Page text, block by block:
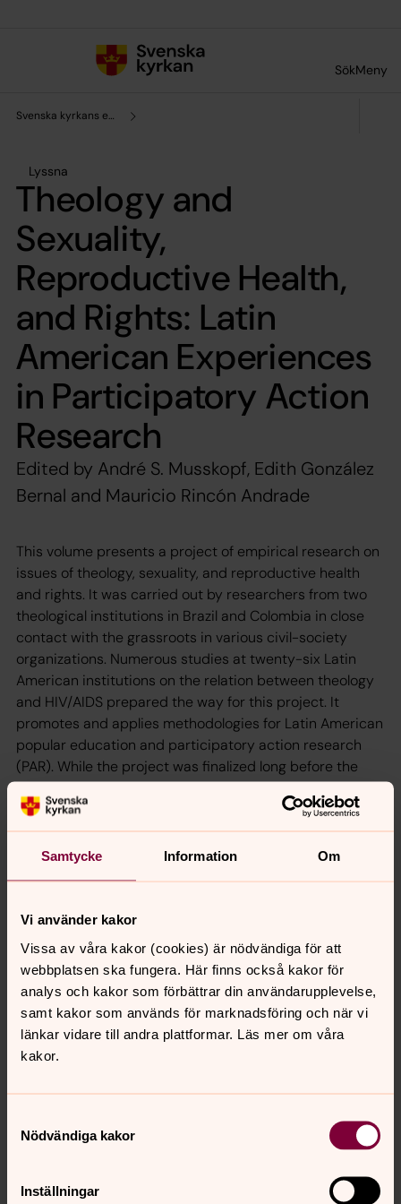
Samtycke Information Om
Vi använder kakor
Vissa av våra kakor (cookies) är nödvändiga för att
webbplatsen ska fungera. Här finns också kakor för
analys och kakor som förbättrar din användarupplevelse,
samt kakor som används för marknadsföring och när vi
länkar vidare till andra plattformar. Läs mer om våra
kakor.
Nödvändiga kakor
Inställningar
SökMeny
Svenska kyrkans enhet för forskning och analys
Lyssna
Theology and
Sexuality,
Reproductive Health,
and Rights: Latin
American Experiences
in Participatory Action
Research
Edited by André S. Musskopf, Edith González
Bernal and Mauricio Rincón Andrade
This volume presents a project of empirical research on
issues of theology, sexuality, and reproductive health
and rights. It was carried out by researchers from two
theological institutions in Brazil and Colombia in close
contact with the grassroots in various civil-society
organizations. Numerous studies at twenty-six Latin
American institutions on the relation between theology
and HIV/AIDS prepared the way for this project. It
promotes and applies methodologies for Latin American
popular education and participatory action research
(PAR). While the project was finalized long before the
COVID-19 pandemic hit Latin America and the world,
the pandemic gave fresh evidence of the relevance of
the project. The present volume is the English
translation of the initial Portuguese and Spanish reports
spread the vital insights from this research to a wider
and global readership. This publication is part of the
Church of Sweden Research Series.
Order the title here.
Musskopf, André Sidnei, González Bernal, Edith & Rincon
Andrade, Mauricio (red.),
experiences in participatory action research, Pickwick
ISBN: 9781725273900